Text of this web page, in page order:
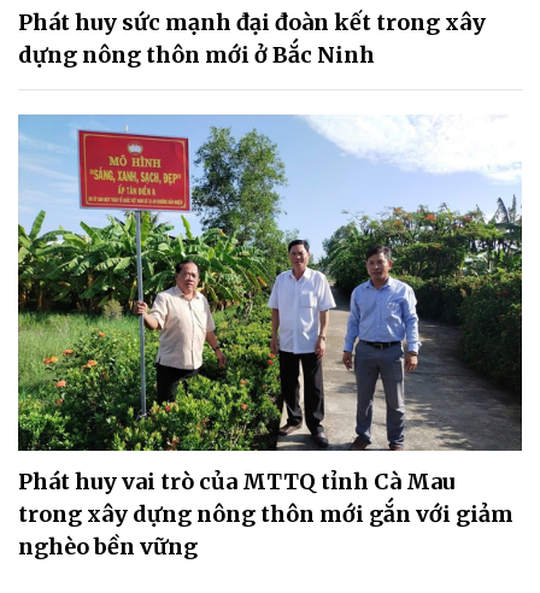
Phát huy sức mạnh đại đoàn kết trong xây
dựng nông thôn mới ở Bắc Ninh
Phát huy vai trò của MTTQ tỉnh Cà Mau
trong xây dựng nông thôn mới gắn với giảm
nghèo bền vững